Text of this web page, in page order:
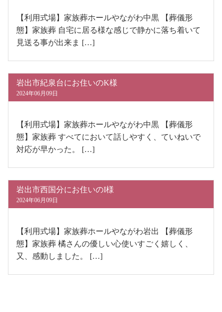
【利用式場】家族葬ホールやながわ中黒 【葬儀形
態】家族葬 自宅に居る様な感じで静かに落ち着いて
見送る事が出来ま […]
岩出市紀泉台にお住いのK様
2024年06月09日
【利用式場】家族葬ホールやながわ中黒 【葬儀形
態】家族葬 すべてにおいて話しやすく、ていねいで
対応が早かった。 […]
岩出市西国分にお住いのI様
2024年06月09日
【利用式場】家族葬ホールやながわ岩出 【葬儀形
態】家族葬 橘さんの優しい心使いすごく嬉しく、
又、感動しました。 […]